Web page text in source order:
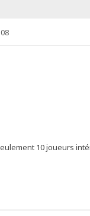
10 joueurs